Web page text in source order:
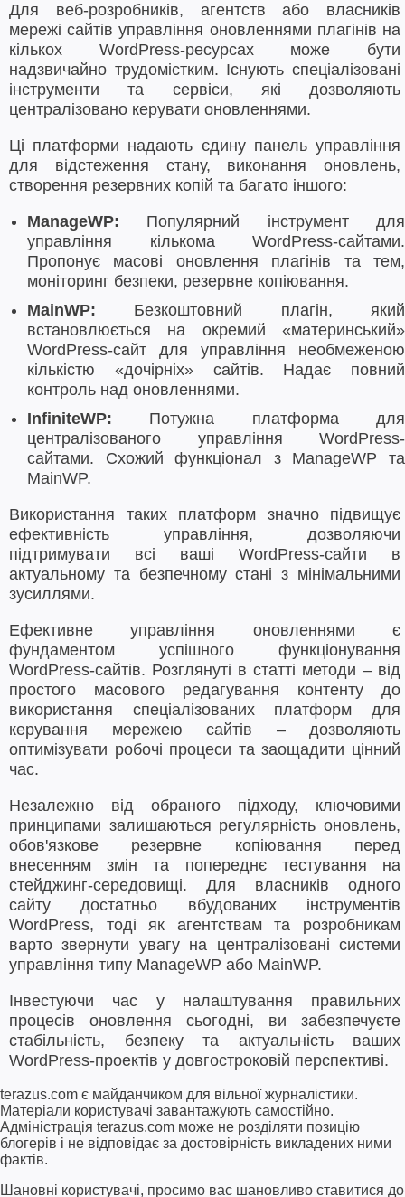
Для веб-розробників, агентств або власників
мережі сайтів управління оновленнями плагінів на
кількох WordPress-ресурсах може бути
надзвичайно трудомістким. Існують спеціалізовані
інструменти та сервіси, які дозволяють
централізовано керувати оновленнями.
Ці платформи надають єдину панель управління
для відстеження стану, виконання оновлень,
створення резервних копій та багато іншого:
ManageWP: Популярний інструмент для
управління кількома WordPress-сайтами.
Пропонує масові оновлення плагінів та тем,
моніторинг безпеки, резервне копіювання.
MainWP: Безкоштовний плагін, який
встановлюється на окремий «материнський»
WordPress-сайт для управління необмеженою
кількістю «дочірніх» сайтів. Надає повний
контроль над оновленнями.
InfiniteWP: Потужна платформа для
централізованого управління WordPress-
сайтами. Схожий функціонал з ManageWP та
MainWP.
Використання таких платформ значно підвищує
ефективність управління, дозволяючи
підтримувати всі ваші WordPress-сайти в
актуальному та безпечному стані з мінімальними
зусиллями.
Ефективне управління оновленнями є
фундаментом успішного функціонування
WordPress-сайтів. Розглянуті в статті методи – від
простого масового редагування контенту до
використання спеціалізованих платформ для
керування мережею сайтів – дозволяють
оптимізувати робочі процеси та заощадити цінний
час.
Незалежно від обраного підходу, ключовими
принципами залишаються регулярність оновлень,
обов'язкове резервне копіювання перед
внесенням змін та попереднє тестування на
стейджинг-середовищі. Для власників одного
сайту достатньо вбудованих інструментів
WordPress, тоді як агентствам та розробникам
варто звернути увагу на централізовані системи
управління типу ManageWP або MainWP.
Інвестуючи час у налаштування правильних
процесів оновлення сьогодні, ви забезпечуєте
стабільність, безпеку та актуальність ваших
WordPress-проектів у довгостроковій перспективі.
terazus.com є майданчиком для вільної журналістики.
Матеріали користувачі завантажують самостійно.
Адміністрація terazus.com може не розділяти позицію
блогерів і не відповідає за достовірність викладених ними
фактів.
Шановні користувачі, просимо вас шановливо ставитися до